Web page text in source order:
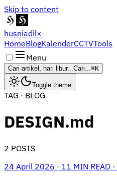
Skip to content
husniadil×
HomeBlogKalenderCCTVTools
Menu
Cari artikel, hari libur...Cari...⌘K
Toggle theme
TAG · BLOG
DESIGN.md
2 POSTS
24 April 2026 · 11 MIN READ ·